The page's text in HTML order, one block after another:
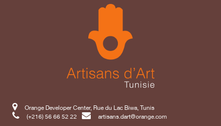
Orange Developer Center, Rue du Lac Biwa, Tunis
(+216) 56 66 52 22
artisans.dart@orange.com